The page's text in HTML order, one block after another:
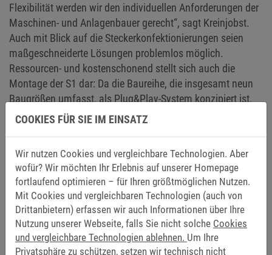
Flexibilität werden wir den individuellen Anforderungen der
Maschinen- und Anlagenbauer gerecht“, sagt Kreinjobst.
Auch mit Blick auf die Steckerkonfektionierungen seien
maßgeschneiderte Lösungen problemlos möglich.
Ressourcen- und kostenschonend stellt sich auch die
Montage der S1 dar: Da die Baureihe, die insgesamt neun
Baugrößen umfasst, als Plug&Play-System konzipiert ist,
ist der Einbau der Federkraftbremse einfach und in kurzer
kann die Haltebremse konstant belastet werden, da sie für
den Dauerbetrieb (Nennbetriebsart S1) ausgelegt ist.
Worauf es bei Bremsen in der Intralogistik ankommt? In
unserem kostenlosen Webseminar (englisch) zeigen wir
COOKIES FÜR SIE IM EINSATZ
Wir nutzen Cookies und vergleichbare Technologien. Aber
wofür? Wir möchten Ihr Erlebnis auf unserer Homepage
fortlaufend optimieren – für Ihren größtmöglichen Nutzen.
Mit Cookies und vergleichbaren Technologien (auch von
Drittanbietern) erfassen wir auch Informationen über Ihre
Nutzung unserer Webseite, falls Sie nicht solche Cookies
und vergleichbare Technologien ablehnen. Um Ihre
Privatsphäre zu schützen, setzen wir technisch nicht